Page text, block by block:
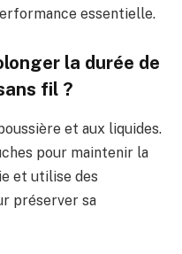
essentielle.
la durée de
fil ?
et aux liquides.
pour maintenir la
et utilise des
préserver sa